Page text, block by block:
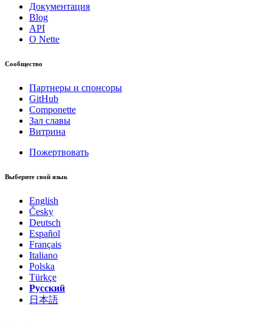
Документация
Blog
API
О Nette
Сообщество
Партнеры и спонсоры
GitHub
Componette
Зал славы
Витрина
Пожертвовать
Выберите свой язык
English
Česky
Deutsch
Español
Français
Italiano
Polska
Türkçe
Русский
日本語